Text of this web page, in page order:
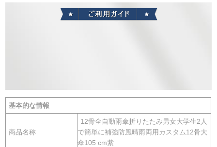
基本的な情報
商品名称
12骨全自動雨傘折りたたみ男女大学生2人
で簡単に補強防風晴雨両用カスタム12骨大
傘105 cm紫